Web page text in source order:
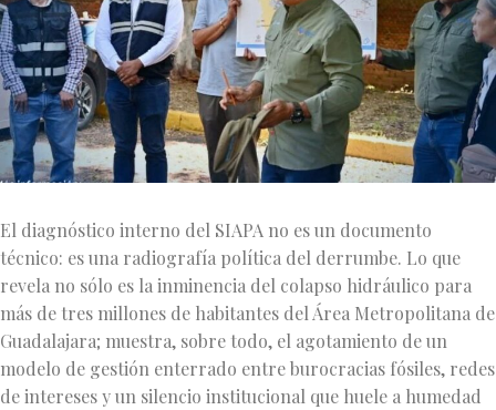
El diagnóstico interno del SIAPA no es un documento
técnico: es una radiografía política del derrumbe. Lo que
revela no sólo es la inminencia del colapso hidráulico para
más de tres millones de habitantes del Área Metropolitana de
Guadalajara; muestra, sobre todo, el agotamiento de un
modelo de gestión enterrado entre burocracias fósiles, redes
de intereses y un silencio institucional que huele a humedad